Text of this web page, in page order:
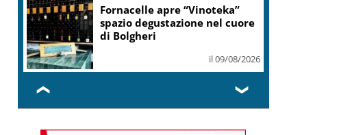
Fornacelle apre “Vinoteka”
spazio degustazione nel cuore
di Bolgheri
il 09/08/2026
❮ ❯